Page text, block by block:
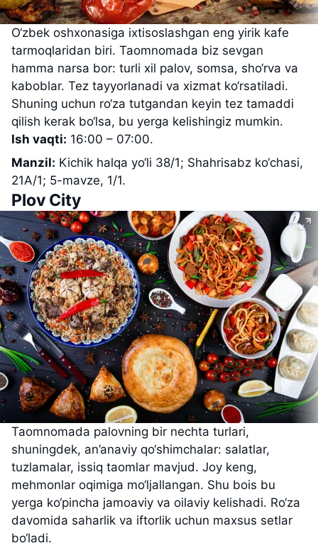
O‘zbek oshxonasiga ixtisoslashgan eng yirik kafe
tarmoqlaridan biri. Taomnomada biz sevgan
hamma narsa bor: turli xil palov, somsa, sho‘rva va
kaboblar. Tez tayyorlanadi va xizmat ko‘rsatiladi.
Shuning uchun ro‘za tutgandan keyin tez tamaddi
qilish kerak bo‘lsa, bu yerga kelishingiz mumkin.
Ish vaqti: 16:00 – 07:00.
Manzil: Kichik halqa yo‘li 38/1; Shahrisabz ko‘chasi,
21A/1; 5-mavze, 1/1.
Plov City
Taomnomada palovning bir nechta turlari,
shuningdek, an’anaviy qo‘shimchalar: salatlar,
tuzlamalar, issiq taomlar mavjud. Joy keng,
mehmonlar oqimiga mo‘ljallangan. Shu bois bu
yerga ko‘pincha jamoaviy va oilaviy kelishadi. Ro‘za
davomida saharlik va iftorlik uchun maxsus setlar
bo‘ladi.